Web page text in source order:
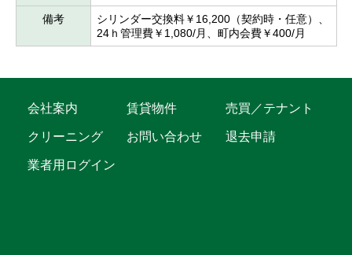
備考
シリンダー交換料￥16,200（契約時・任意）、
24ｈ管理費￥1,080/月、町内会費￥400/月
会社案内 賃貸物件
売買／テナント
クリーニング
お問い合わせ
退去申請
業者用ログイン